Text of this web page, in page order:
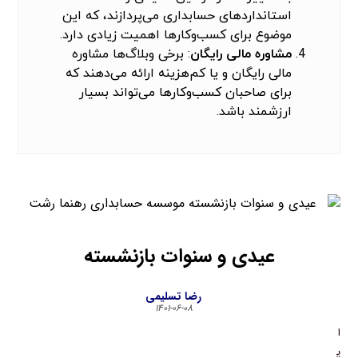
استانداردهای حسابداری می‌پردازند، که این
موضوع برای کسب‌وکارها اهمیت زیادی دارد.
مشاوره مالی رایگان: برخی وبلاگ‌ها مشاوره
مالی رایگان و یا کم‌هزینه ارائه می‌دهند که
برای صاحبان کسب‌وکارها می‌تواند بسیار
ارزشمند باشد.
عیدی و سنوات بازنشسته
رضا تسلیمی
۱۴۰۱-۰۶-۰۸
ا
ی